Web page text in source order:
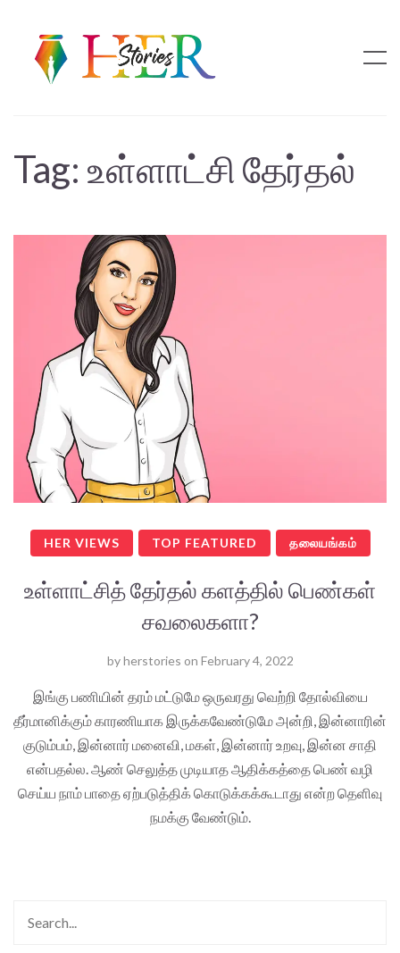
Tag: உள்ளாட்சி தேர்தல்
HER VIEWS TOP FEATURED தலையங்கம்
உள்ளாட்சித் தேர்தல் களத்தில் பெண்கள்
சவலைகளா?
byherstories on February 4, 2022
இங்கு பணியின் தரம் மட்டுமே ஒருவரது வெற்றி தோல்வியை
தீர்மானிக்கும் காரணியாக இருக்கவேண்டுமே அன்றி, இன்னாரின்
குடும்பம், இன்னார் மனைவி, மகள், இன்னார் உறவு, இன்ன சாதி
என்பதல்ல. ஆண் செலுத்த முடியாத ஆதிக்கத்தை பெண் வழி
செய்ய நாம் பாதை ஏற்படுத்திக் கொடுக்கக்கூடாது என்ற தெளிவு
நமக்கு வேண்டும்.